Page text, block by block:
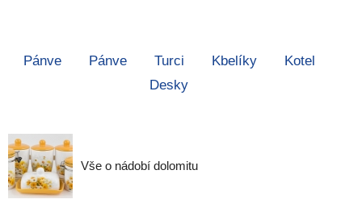
Pánve Pánve Turci Kbelíky
Kotel
Desky
Vše o nádobí dolomitu